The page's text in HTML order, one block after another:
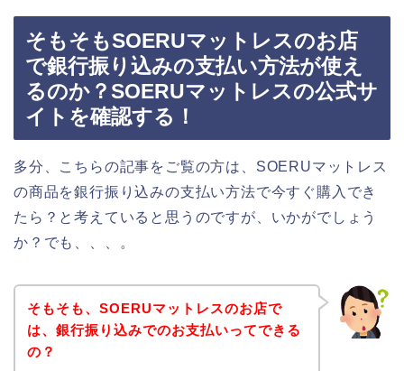
そもそもSOERUマットレスのお店
で銀行振り込みの支払い方法が使え
るのか？SOERUマットレスの公式サ
イトを確認する！
多分、こちらの記事をご覧の方は、SOERUマットレス
の商品を銀行振り込みの支払い方法で今すぐ購入でき
たら？と考えていると思うのですが、いかがでしょう
か？でも、、、。
そもそも、SOERUマットレスのお店で
は、銀行振り込みでのお支払いってできる
の？